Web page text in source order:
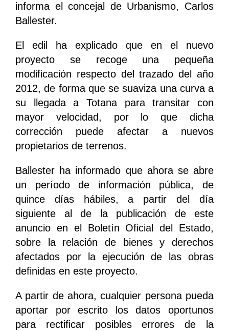
informa el concejal de Urbanismo, Carlos
Ballester.
El edil ha explicado que en el nuevo
proyecto se recoge una pequeña
modificación respecto del trazado del año
2012, de forma que se suaviza una curva a
su llegada a Totana para transitar con
mayor velocidad, por lo que dicha
corrección puede afectar a nuevos
propietarios de terrenos.
Ballester ha informado que ahora se abre
un período de información pública, de
quince días hábiles, a partir del día
siguiente al de la publicación de este
anuncio en el Boletín Oficial del Estado,
sobre la relación de bienes y derechos
afectados por la ejecución de las obras
definidas en este proyecto.
A partir de ahora, cualquier persona pueda
aportar por escrito los datos oportunos
para rectificar posibles errores de la